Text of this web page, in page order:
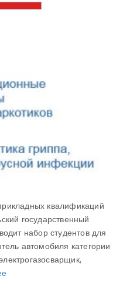
квалификаций
государственный
набор студентов для
автомобиля категории